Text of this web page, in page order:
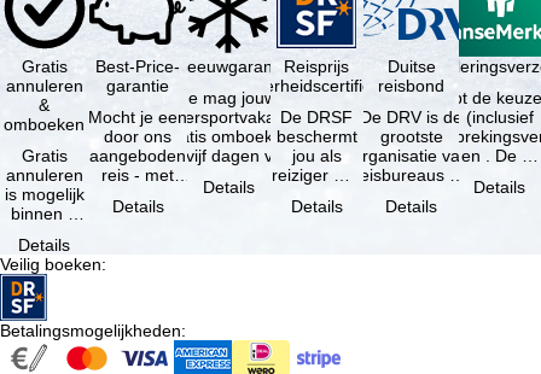
Gratis
annuleren
&
omboeken
Gratis
annuleren
is mogelijk
binnen 5
de
boeking,
als jouw
vakantie …
Details
Best-Price-
garantie
Mocht je een
door ons
aangeboden
reis - met
beschikbaarheid
Details
Sneeuwgarantie
Je mag jouw
wintersportvakantie
gratis omboeken
als vijf dagen voor
Details
Reisprijs
zekerheidscertificaat
De DRSF
beschermt
jou als
reiziger met
pakketreis
Details
Duitse
reisbond
De DRV is de
grootste
organisatie van
reisbureaus en
in Duitsland. …
Details
Je hebt de
(inclusief
en . De …
Details
Veilig boeken:
Betalingsmogelijkheden: